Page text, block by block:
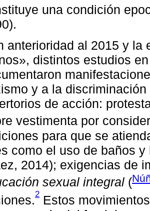
una condición
anterioridad al 2015 y la
distintos estudios
y a la
de acción:
vestimenta por
para que se
como el uso de baños
2014); exigencias de
sexual integral (
2 Estos